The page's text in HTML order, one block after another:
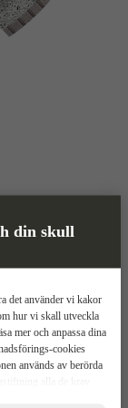
din skull
det använder vi kakor
hur vi skall utveckla
mer och anpassa dina
cookies
används av berörda
alla de krav